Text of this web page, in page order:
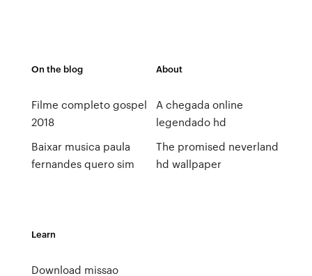
On the blog
Filme completo gospel
2018
Baixar musica paula
fernandes quero sim
About
A chegada online
legendado hd
The promised neverland
hd wallpaper
Learn
Download missao